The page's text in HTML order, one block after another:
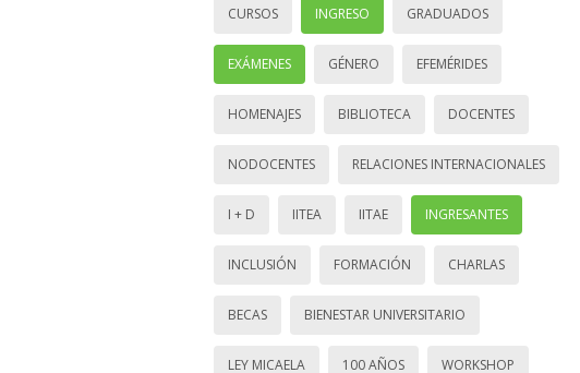
CURSOS INGRESO GRADUADOS
EXÁMENES GÉNERO EFEMÉRIDES
HOMENAJES BIBLIOTECA DOCENTES
NODOCENTES RELACIONES INTERNACIONALES
I + D IITEA IITAE INGRESANTES
INCLUSIÓN FORMACIÓN CHARLAS
BECAS BIENESTAR UNIVERSITARIO
LEY MICAELA 100 AÑOS WORKSHOP